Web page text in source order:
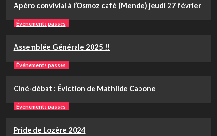
Apéro convivial à l’Osmoz café (Mende) jeudi 27 février
Événements passés
Assemblée Générale 2025 !!
Événements passés
Ciné-débat : Éviction de Mathilde Capone
Événements passés
Pride de Lozère 2024